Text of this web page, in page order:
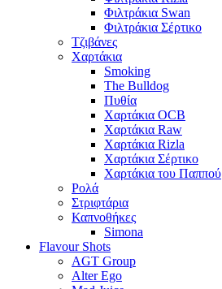
Φιλτράκια Swan
Φιλτράκια Σέρτικο
Τζιβάνες
Χαρτάκια
Smoking
The Bulldog
Πυθία
Χαρτάκια OCB
Χαρτάκια Raw
Χαρτάκια Rizla
Χαρτάκια Σέρτικο
Χαρτάκια του Παππού
Ρολά
Στριφτάρια
Καπνοθήκες
Simona
Flavour Shots
AGT Group
Alter Ego